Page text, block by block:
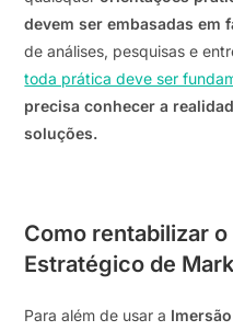
devem ser embasadas em
de análises, pesquisas e
toda prática deve ser
precisa conhecer a
soluções.
Como rentabilizar
Estratégico de
Para além de usar a